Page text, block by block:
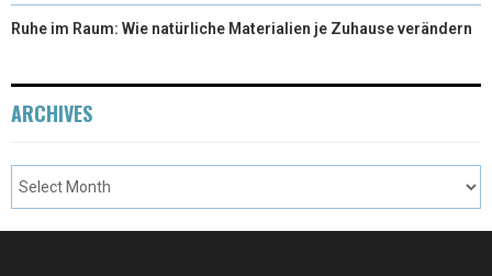
Ruhe im Raum: Wie natürliche Materialien je Zuhause verändern
ARCHIVES